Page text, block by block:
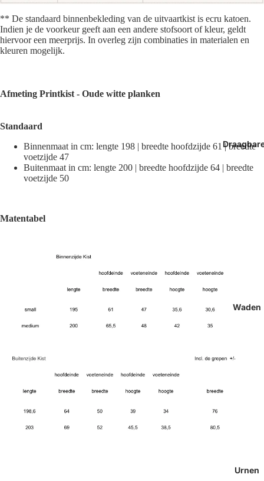
Waden
Urnen
** De standaard binnenbekleding van de uitvaartkist is ecru katoen.
Indien je de voorkeur geeft aan een andere stofsoort of kleur, geldt
hiervoor een meerprijs. In overleg zijn combinaties in materialen en
kleuren mogelijk.
Afmeting Printkist - Oude witte planken
Standaard
Binnenmaat in cm: lengte 198 | breedte hoofdzijde 61 | breedte
voetzijde 47
Buitenmaat in cm: lengte 200 | breedte hoofdzijde 64 | breedte
voetzijde 50
Matentabel